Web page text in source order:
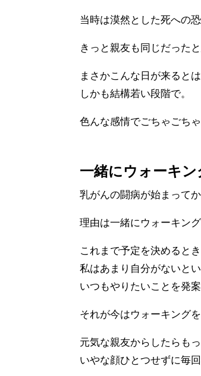
当時は漠然とした死への
きっと親友も同じだったと
まさかこんな日が来るとは
しかも結構若い段階で。
色んな感情でごちゃごち
一緒にウォーキン
乳がんの闘病が始まって
理由は一緒にウォーキン
これまで予定を決めると
私はあまり自分がないと
いつもやりたいことを発
それが今はウォーキング
元気な親友からしたらも
いやな顔ひとつせずに毎